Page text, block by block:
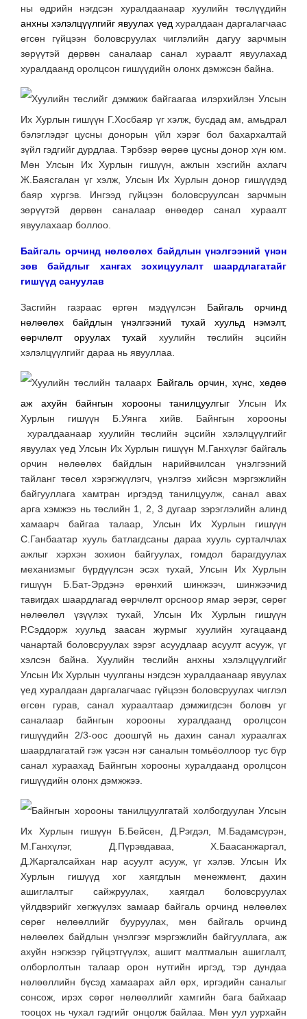
ны өдрийн нэгдсэн хуралдаанаар хуулийн төслүүдийн
анхны хэлэлцүүлгийг явуулах үед хуралдаан даргалагчаас
өгсөн гүйцээн боловсруулах чиглэлийн дагуу зарчмын
зөрүүтэй дөрвөн саналаар санал хураалт явуулахад
хуралдаанд оролцсон гишүүдийн олонх дэмжсэн байна.
Хуулийн төслийг дэмжиж байгаагаа илэрхийлэн Улсын
Их Хурлын гишүүн Г.Хосбаяр үг хэлж, бусдад ам, амьдрал
бэлэглэдэг цусны донорын үйл хэрэг бол бахархалтай
зүйл гэдгийг дурдлаа. Тэрбээр өөрөө цусны донор хүн юм.
Мөн Улсын Их Хурлын гишүүн, ажлын хэсгийн ахлагч
Ж.Баясгалан үг хэлж, Улсын Их Хурлын донор гишүүдэд
баяр хүргэв. Ингээд гүйцээн боловсруулсан зарчмын
зөрүүтэй дөрвөн саналаар өнөөдөр санал хураалт
явуулахаар боллоо.
Байгаль орчинд нөлөөлөх байдлын үнэлгээний үнэн
зөв байдлыг хангах зохицуулалт шаардлагатайг
гишүүд сануулав
Засгийн газраас өргөн мэдүүлсэн Байгаль орчинд
нөлөөлөх байдлын үнэлгээний тухай хуульд нэмэлт,
өөрчлөлт оруулах тухай хуулийн төслийн эцсийн
хэлэлцүүлгийг дараа нь явууллаа.
Хуулийн төслийн талаарх Байгаль орчин, хүнс, хөдөө
аж ахуйн байнгын хорооны танилцуулгыг Улсын Их
Хурлын гишүүн Б.Уянга хийв. Байнгын хорооны
хуралдаанаар хуулийн төслийн эцсийн хэлэлцүүлгийг
явуулах үед Улсын Их Хурлын гишүүн М.Ганхүлэг байгаль
орчин нөлөөлөх байдлын нарийвчилсан үнэлгээний
тайланг төсөл хэрэгжүүлэгч, үнэлгээ хийсэн мэргэжлийн
байгууллага хамтран иргэдэд танилцуулж, санал авах
арга хэмжээ нь төслийн 1, 2, 3 дугаар зэрэглэлийн алинд
хамаарч байгаа талаар, Улсын Их Хурлын гишүүн
С.Ганбаатар хууль батлагдсаны дараа хууль сурталчлах
ажлыг хэрхэн зохион байгуулах, гомдол барагдуулах
механизмыг бүрдүүлсэн эсэх тухай, Улсын Их Хурлын
гишүүн Б.Бат-Эрдэнэ ерөнхий шинжээч, шинжээчид
тавигдах шаардлагад өөрчлөлт орсноор ямар эерэг, сөрөг
нөлөөлөл үзүүлэх тухай, Улсын Их Хурлын гишүүн
Р.Сэддорж хуульд заасан журмыг хуулийн хугацаанд
чанартай боловсруулах зэрэг асуудлаар асуулт асууж, үг
хэлсэн байна. Хуулийн төслийн анхны хэлэлцүүлгийг
Улсын Их Хурлын чуулганы нэгдсэн хуралдаанаар явуулах
үед хуралдаан даргалагчаас гүйцээн боловсруулах чиглэл
өгсөн гурав, санал хураалтаар дэмжигдсэн боловч уг
саналаар байнгын хорооны хуралдаанд оролцсон
гишүүдийн 2/3-оос доошгүй нь дахин санал хураалгах
шаардлагатай гэж үзсэн нэг саналын томьёоллоор тус бүр
санал хураахад Байнгын хорооны хуралдаанд оролцсон
гишүүдийн олонх дэмжжээ.
Байнгын хорооны танилцуулгатай холбогдуулан Улсын
Их Хурлын гишүүн Б.Бейсен, Д.Рэгдэл, М.Бадамсүрэн,
М.Ганхүлэг, Д.Пүрэвдаваа, Х.Баасанжаргал,
Д.Жаргалсайхан нар асуулт асууж, үг хэлэв. Улсын Их
Хурлын гишүүд хог хаягдлын менежмент, дахин
ашиглалтыг сайжруулах, хаягдал боловсруулах
үйлдвэрийг хөгжүүлэх замаар байгаль орчинд нөлөөлөх
сөрөг нөлөөллийг бууруулах, мөн байгаль орчинд
нөлөөлөх байдлын үнэлгээг мэргэжлийн байгууллага, аж
ахуйн нэгжээр гүйцэтгүүлэх, ашигт малтмалын ашиглалт,
олборлолтын талаар орон нутгийн иргэд, тэр дундаа
нөлөөллийн бүсэд хамаарах айл өрх, иргэдийн саналыг
сонсож, ирэх сөрөг нөлөөллийг хамгийн бага байхаар
тооцох нь чухал гэдгийг онцолж байлаа. Мөн уул уурхайн